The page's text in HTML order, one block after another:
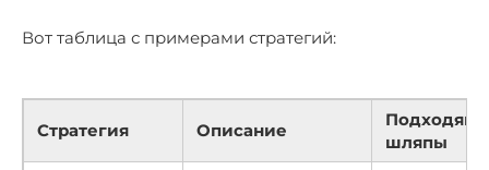
Вот таблица с примерами стратегий:
Стратегия Описание
шляпы